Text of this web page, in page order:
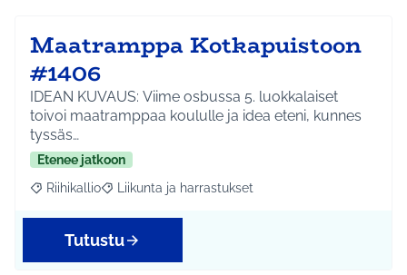
Maatramppa Kotkapuistoon
#1406
IDEAN KUVAUS: Viime osbussa 5. luokkalaiset
toivoi maatramppaa koululle ja idea eteni, kunnes
tyssäs…
Etenee jatkoon
Rajaa tulokset aihepiirin mukaan: Riihikallio
Riihikallio Rajaa tulokset teeman mukaan: Liikunta ja
Liikunta ja harrastukset
Tutustu